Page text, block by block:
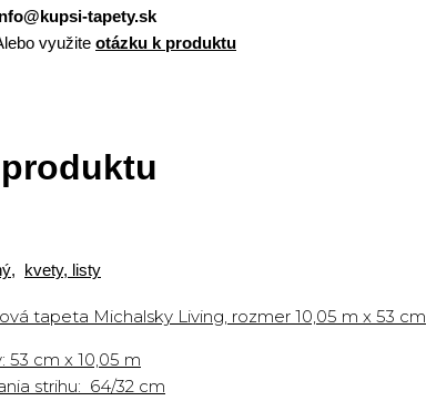
tapety.sk
využite otázku k produktu
produktu
, kvety, listy
tapeta Michalsky Living, rozmer 10,05 m x 53 cm
53 cm x 10,05 m
strihu: 64/32 cm